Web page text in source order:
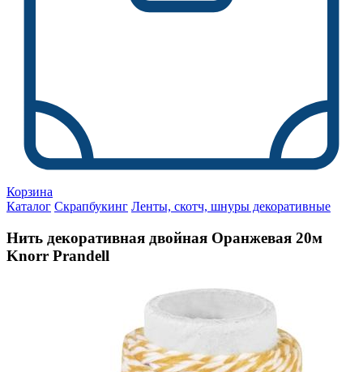
Корзина
Каталог Скрапбукинг Ленты, скотч, шнуры декоративные
Нить декоративная двойная Оранжевая 20м
Knorr Prandell